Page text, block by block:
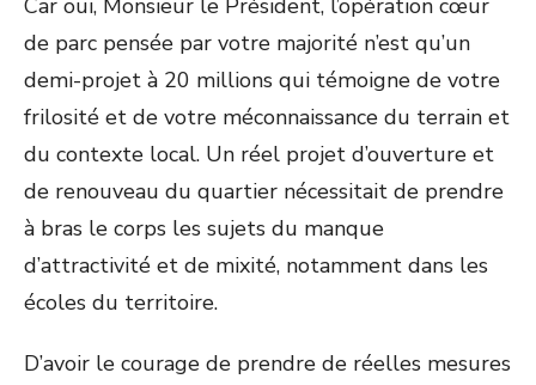
Car oui, Monsieur le Président, l’opération cœur
de parc pensée par votre majorité n’est qu’un
demi-projet à 20 millions qui témoigne de votre
frilosité et de votre méconnaissance du terrain et
du contexte local. Un réel projet d’ouverture et
de renouveau du quartier nécessitait de prendre
à bras le corps les sujets du manque
d’attractivité et de mixité, notamment dans les
écoles du territoire.
D’avoir le courage de prendre de réelles mesures